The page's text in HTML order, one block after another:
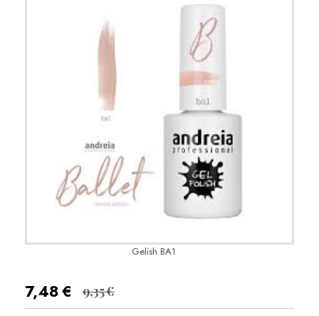
Gelish BA1
7,48€ 9,35€